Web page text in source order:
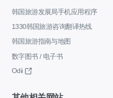
韩国旅游发展局手机应用程序
1330韩国旅游咨询翻译热线
韩国旅游指南与地图
数字图书 / 电子书
Odii